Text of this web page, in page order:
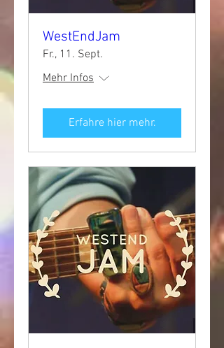
WestEndJam
Fr., 11. Sept.
Mehr Infos
Erfahre hier mehr.